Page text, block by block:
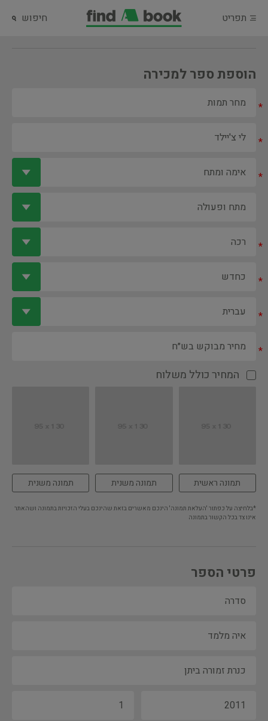
תפריט חיפוש
הוספת ספר למכירה
*
*
*
*
*
*
*
המחיר כולל משלוח
תמונה ראשית תמונה משנית תמונה משנית
*בלחיצה על כפתור 'העלאת תמונה' הינכם מאשרים בזאת שהינכם בעלי הזכויות בתמונה ושהאתר
אינו צד בכל הקשור בתמונה
פרטי הספר